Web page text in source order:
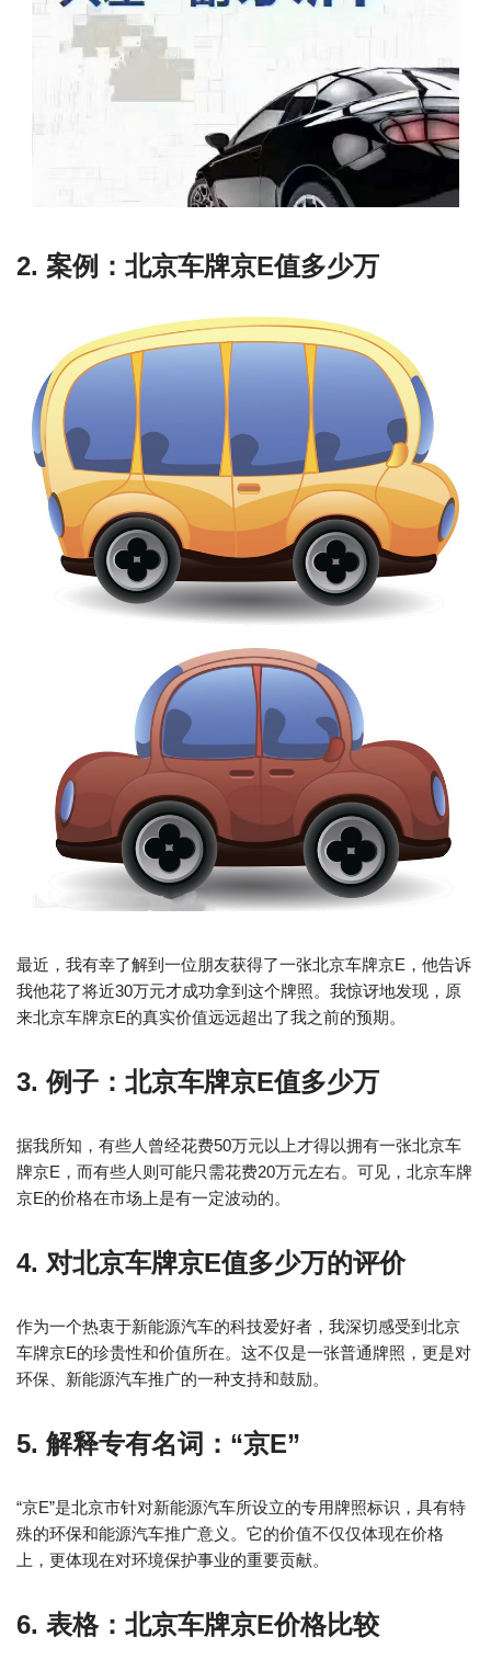
2. 案例：北京车牌京E值多少万
最近，我有幸了解到一位朋友获得了一张北京车牌京E，他告诉
我他花了将近30万元才成功拿到这个牌照。我惊讶地发现，原
来北京车牌京E的真实价值远远超出了我之前的预期。
3. 例子：北京车牌京E值多少万
据我所知，有些人曾经花费50万元以上才得以拥有一张北京车
牌京E，而有些人则可能只需花费20万元左右。可见，北京车牌
京E的价格在市场上是有一定波动的。
4. 对北京车牌京E值多少万的评价
作为一个热衷于新能源汽车的科技爱好者，我深切感受到北京
车牌京E的珍贵性和价值所在。这不仅是一张普通牌照，更是对
环保、新能源汽车推广的一种支持和鼓励。
5. 解释专有名词：“京E”
“京E”是北京市针对新能源汽车所设立的专用牌照标识，具有特
殊的环保和能源汽车推广意义。它的价值不仅仅体现在价格
上，更体现在对环境保护事业的重要贡献。
6. 表格：北京车牌京E价格比较